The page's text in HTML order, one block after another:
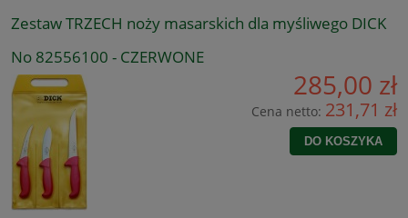
Zestaw TRZECH noży masarskich dla myśliwego DICK
No 82556100 - CZERWONE
285,00 zł
Cena netto: 231,71 zł
DO KOSZYKA